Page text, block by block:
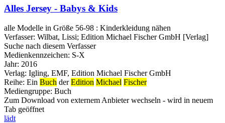
Alles Jersey - Babys & Kids
alle Modelle in Größe 56-98 : Kinderkleidung nähen
Verfasser: Wilbat, Lissi; Edition Michael Fischer GmbH [Verlag]
Suche nach diesem Verfasser
Medienkennzeichen: S-X
Jahr: 2016
Verlag: Igling, EMF, Edition Michael Fischer GmbH
Reihe: Ein Buch derEdition Michael Fischer
Mediengruppe: Buch
Zum Download von externem Anbieter wechseln - wird in neuem
Tab geöffnet
lädt